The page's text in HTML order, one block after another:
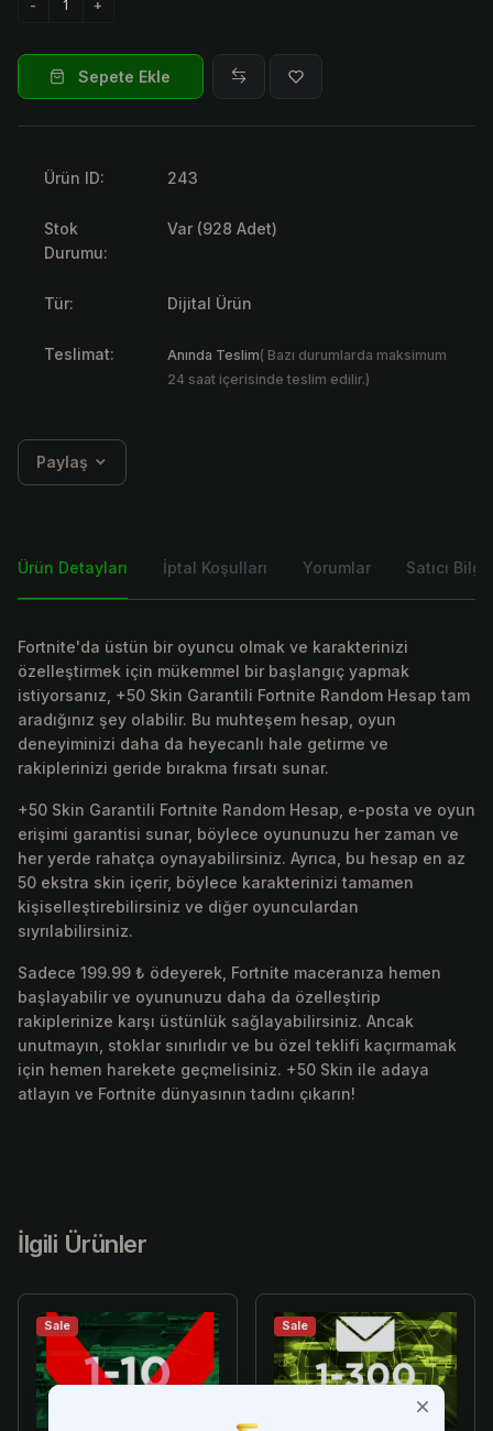
Sepete Ekle
Ürün ID: 243
Stok
Durumu:
Var (928 Adet)
Tür: Dijital Ürün
Teslimat: Anında Teslim( Bazı durumlarda maksimum
24 saat içerisinde teslim edilir.)
Paylaş
Ürün Detayları İptal Koşulları Yorumlar Satıcı
Fortnite'da üstün bir oyuncu olmak ve karakterinizi
özelleştirmek için mükemmel bir başlangıç yapmak
istiyorsanız, +50 Skin Garantili Fortnite Random Hesap tam
aradığınız şey olabilir. Bu muhteşem hesap, oyun
deneyiminizi daha da heyecanlı hale getirme ve
rakiplerinizi geride bırakma fırsatı sunar.
+50 Skin Garantili Fortnite Random Hesap, e-posta ve oyun
erişimi garantisi sunar, böylece oyununuzu her zaman ve
her yerde rahatça oynayabilirsiniz. Ayrıca, bu hesap en az
50 ekstra skin içerir, böylece karakterinizi tamamen
kişiselleştirebilirsiniz ve diğer oyunculardan
sıyrılabilirsiniz.
Sadece 199.99 ₺ ödeyerek, Fortnite maceranıza hemen
başlayabilir ve oyununuzu daha da özelleştirip
rakiplerinize karşı üstünlük sağlayabilirsiniz. Ancak
unutmayın, stoklar sınırlıdır ve bu özel teklifi kaçırmamak
için hemen harekete geçmelisiniz. +50 Skin ile adaya
atlayın ve Fortnite dünyasının tadını çıkarın!
İlgili Ürünler
Sale Sale